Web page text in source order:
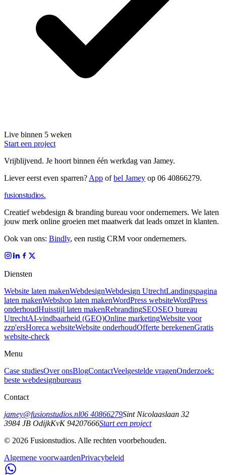
Live binnen 5 weken
Start een project
Vrijblijvend. Je hoort binnen één werkdag van Jamey.
Liever eerst even sparren? App of bel Jamey op 06 40866279.
fusionstudios.
Creatief webdesign & branding bureau voor ondernemers. We laten
jouw merk online groeien met maatwerk dat leads omzet in klanten.
Ook van ons: Bindly, een rustig CRM voor ondernemers.
Diensten
Website laten makenWebdesignWebdesign UtrechtLandingspagina
laten makenWebshop laten makenWordPress websiteWordPress
onderhoudHuisstijl laten makenRebrandingSEOSEO bureau
UtrechtAI-vindbaarheid (GEO)Online marketingWebsite voor
zzp'ersHoreca websiteWebsite onderhoudOfferte berekenenGratis
website-check
Menu
Case studiesOver onsBlogContactVeelgestelde vragenOnderzoek:
beste webdesignbureaus
Contact
jamey@fusionstudios.nl06 40866279Sint Nicolaaslaan 32
3984 JB OdijkKvK94207666Start een project
© 2026 Fusionstudios. Alle rechten voorbehouden.
Algemene voorwaardenPrivacybeleid